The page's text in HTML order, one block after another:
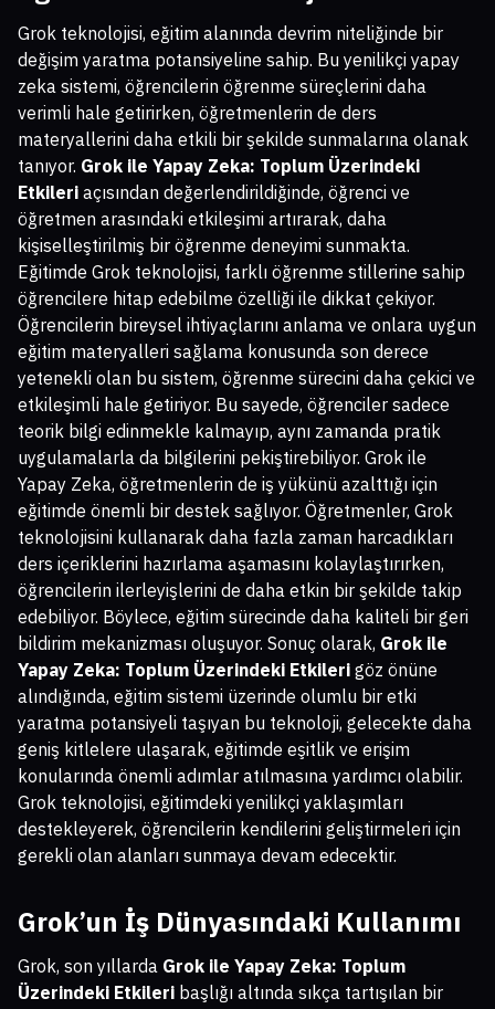
Grok teknolojisi, eğitim alanında devrim niteliğinde bir
değişim yaratma potansiyeline sahip. Bu yenilikçi yapay
zeka sistemi, öğrencilerin öğrenme süreçlerini daha
verimli hale getirirken, öğretmenlerin de ders
materyallerini daha etkili bir şekilde sunmalarına olanak
tanıyor. Grok ile Yapay Zeka: Toplum Üzerindeki
Etkileri açısından değerlendirildiğinde, öğrenci ve
öğretmen arasındaki etkileşimi artırarak, daha
kişiselleştirilmiş bir öğrenme deneyimi sunmakta.
Eğitimde Grok teknolojisi, farklı öğrenme stillerine sahip
öğrencilere hitap edebilme özelliği ile dikkat çekiyor.
Öğrencilerin bireysel ihtiyaçlarını anlama ve onlara uygun
eğitim materyalleri sağlama konusunda son derece
yetenekli olan bu sistem, öğrenme sürecini daha çekici ve
etkileşimli hale getiriyor. Bu sayede, öğrenciler sadece
teorik bilgi edinmekle kalmayıp, aynı zamanda pratik
uygulamalarla da bilgilerini pekiştirebiliyor. Grok ile
Yapay Zeka, öğretmenlerin de iş yükünü azalttığı için
eğitimde önemli bir destek sağlıyor. Öğretmenler, Grok
teknolojisini kullanarak daha fazla zaman harcadıkları
ders içeriklerini hazırlama aşamasını kolaylaştırırken,
öğrencilerin ilerleyişlerini de daha etkin bir şekilde takip
edebiliyor. Böylece, eğitim sürecinde daha kaliteli bir geri
bildirim mekanizması oluşuyor. Sonuç olarak, Grok ile
Yapay Zeka: Toplum Üzerindeki Etkileri göz önüne
alındığında, eğitim sistemi üzerinde olumlu bir etki
yaratma potansiyeli taşıyan bu teknoloji, gelecekte daha
geniş kitlelere ulaşarak, eğitimde eşitlik ve erişim
konularında önemli adımlar atılmasına yardımcı olabilir.
Grok teknolojisi, eğitimdeki yenilikçi yaklaşımları
destekleyerek, öğrencilerin kendilerini geliştirmeleri için
gerekli olan alanları sunmaya devam edecektir.
Grok’un İş Dünyasındaki Kullanımı
Grok, son yıllarda Grok ile Yapay Zeka: Toplum
Üzerindeki Etkileri başlığı altında sıkça tartışılan bir